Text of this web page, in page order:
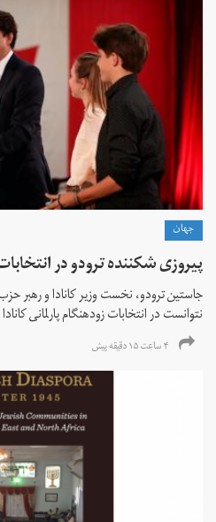
جهان
پیروزی شکننده ترودو در انتخابات
جاستین ترودو، نخست وزیر کانادا و رهبر
نتوانست در انتخابات زود‌هنگام پارلمانی
۴ ساعت ۱۵ دقیقه پیش